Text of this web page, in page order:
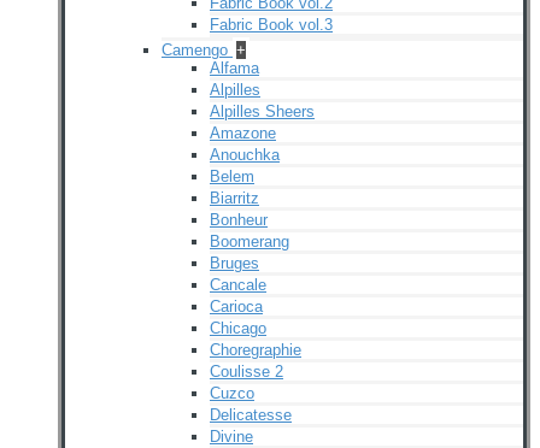
Fabric Book vol.3
Camengo +
Alfama
Alpilles
Alpilles Sheers
Amazone
Anouchka
Belem
Biarritz
Bonheur
Boomerang
Bruges
Cancale
Carioca
Chicago
Choregraphie
Coulisse 2
Cuzco
Delicatesse
Divine